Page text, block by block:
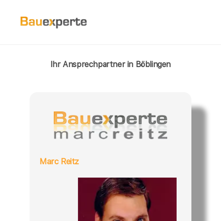
Ihr Ansprechpartner in Böblingen
Marc Reitz